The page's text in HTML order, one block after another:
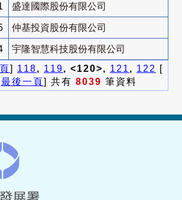
盛達國際股份有限公司
仲基投資股份有限公司
宇隆智慧科技股份有限公司
] 118, 119, <120>, 121 , 122
[
最後一頁] 共有 8039 筆資料